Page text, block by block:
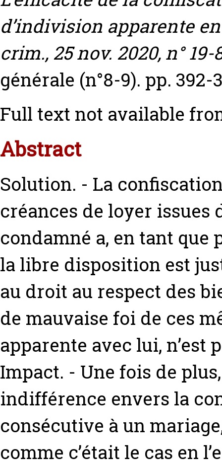
d’indivision apparente
crim., 25 nov. 2020, n° 19-
générale (n°8-9). pp. 392-
Full text not available
Abstract
Solution. - La
créances de loyer issues
condamné a, en tant
la libre disposition est
au droit au respect des
de mauvaise foi de ces
apparente avec lui, n’est
Impact. - Une fois de
indifférence envers la
consécutive à un
comme c’était le cas en